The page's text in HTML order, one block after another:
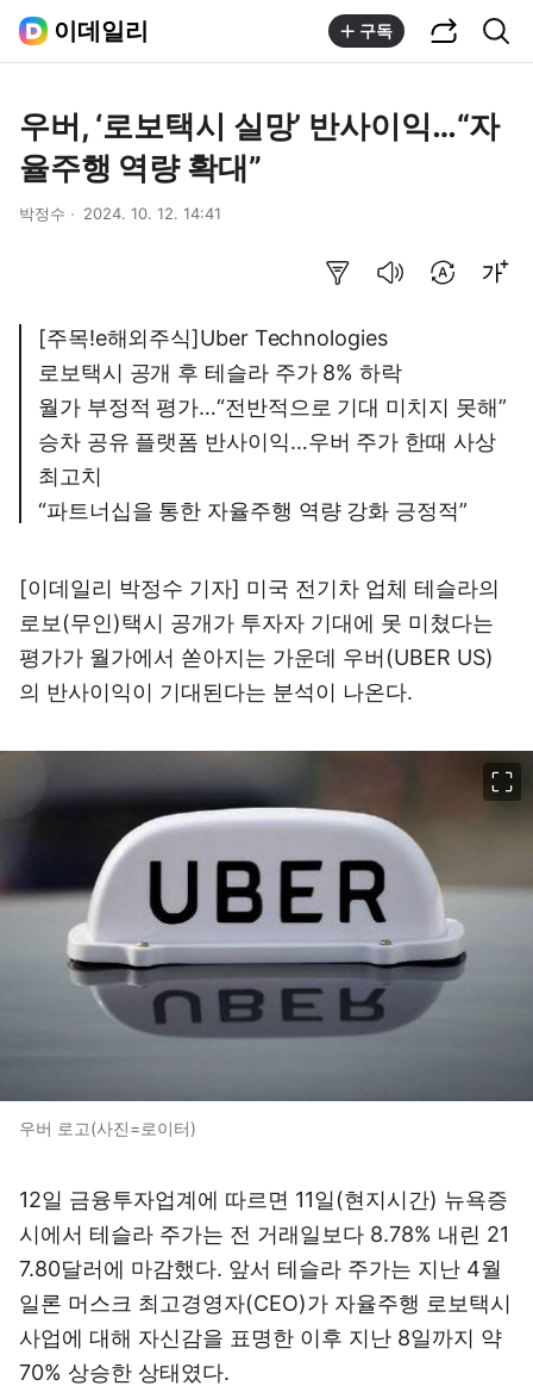
이데일리 구독
우버, ‘로보택시 실망’ 반사이익…“자
율주행 역량 확대”
박정수 2024. 10. 12. 14:41
[주목!e해외주식]Uber Technologies
로보택시 공개 후 테슬라 주가 8% 하락
월가 부정적 평가…“전반적으로 기대 미치지 못해”
승차 공유 플랫폼 반사이익…우버 주가 한때 사상
최고치
“파트너십을 통한 자율주행 역량 강화 긍정적”
[이데일리 박정수 기자] 미국 전기차 업체 테슬라의
로보(무인)택시 공개가 투자자 기대에 못 미쳤다는
평가가 월가에서 쏟아지는 가운데 우버(UBER US)
의 반사이익이 기대된다는 분석이 나온다.
우버 로고(사진=로이터)
12일 금융투자업계에 따르면 11일(현지시간) 뉴욕증
시에서 테슬라 주가는 전 거래일보다 8.78% 내린 21
7.80달러에 마감했다. 앞서 테슬라 주가는 지난 4월
일론 머스크 최고경영자(CEO)가 자율주행 로보택시
사업에 대해 자신감을 표명한 이후 지난 8일까지 약
70% 상승한 상태였다.